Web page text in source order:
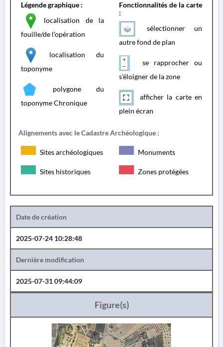
Légende graphique :
localisation de la
fouille/de l'opération
localisation du
toponyme
polygone du
toponyme Chronique
Fonctionnalités de la carte
:
sélectionner un
autre fond de plan
se rapprocher ou
s'éloigner de la zone
afficher la carte en
plein écran
Alignements avec le Cadastre Archéologique :
Sites archéologiques Monuments
Sites historiques Zones protégées
Date de création
2025-07-24 10:28:48
Dernière modification
2025-07-31 09:44:09
Figure(s)